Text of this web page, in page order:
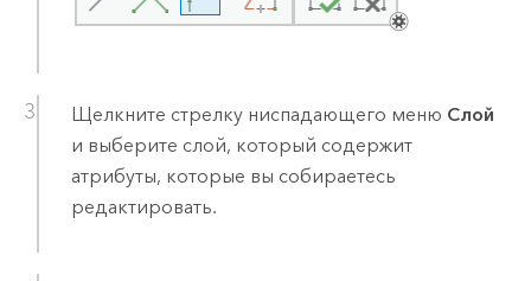
Щелкните стрелку ниспадающего меню Слой
и выберите слой, который содержит
атрибуты, которые вы собираетесь
редактировать.